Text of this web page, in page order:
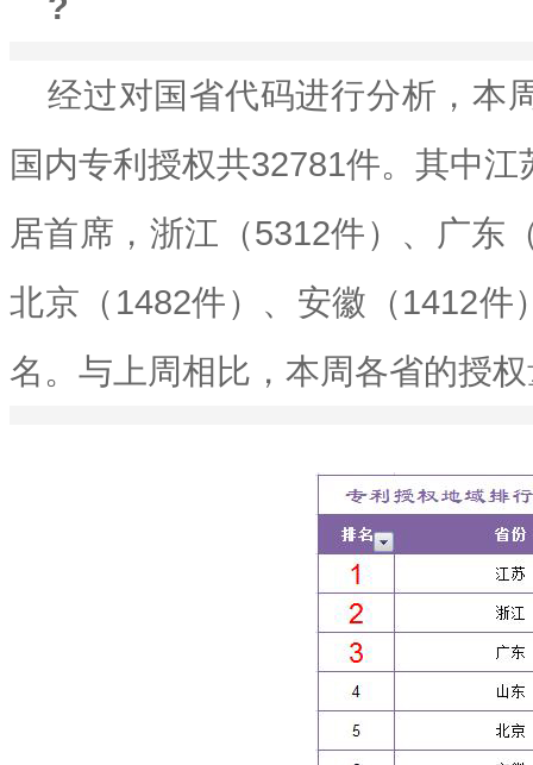
经过对国省代码进行分析，本
国内专利授权共32781件。其中
居首席，浙江（5312件）、广东
北京（1482件）、安徽（1412
名。与上周相比，本周各省的授